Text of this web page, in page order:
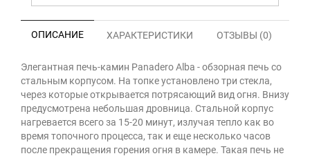
ОПИСАНИЕ ХАРАКТЕРИСТИКИ ОТЗЫВЫ (0)
Элегантная печь-камин Panadero Alba - обзорная печь со
стальным корпусом. На топке установлено три стекла,
через которые открывается потрясающий вид огня. Внизу
предусмотрена небольшая дровница. Стальной корпус
нагревается всего за 15-20 минут, излучая тепло как во
время топочного процесса, так и еще несколько часов
после прекращения горения огня в камере. Такая печь не